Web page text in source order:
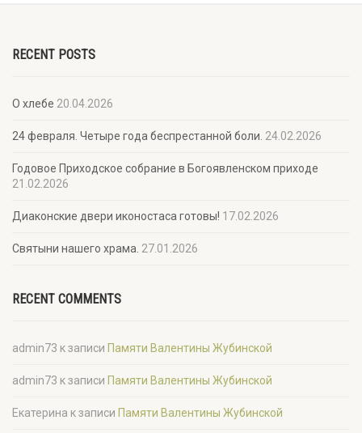
RECENT POSTS
О хлебе 20.04.2026
24 февраля. Четыре года беспрестанной боли. 24.02.2026
Годовое Приходское собрание в Богоявленском приходе
21.02.2026
Диаконские двери иконостаса готовы! 17.02.2026
Святыни нашего храма. 27.01.2026
RECENT COMMENTS
admin73 к записи Памяти Валентины Жубинской
admin73 к записи Памяти Валентины Жубинской
Екатерина к записи Памяти Валентины Жубинской